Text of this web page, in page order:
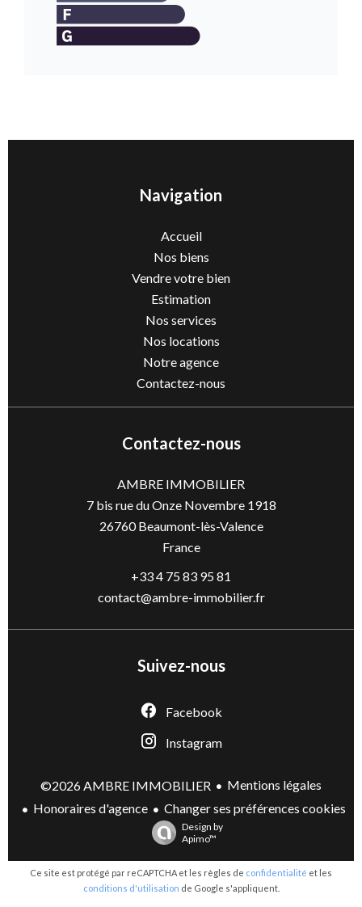
Navigation
Accueil
Nos biens
Vendre votre bien
Estimation
Nos services
Nos locations
Notre agence
Contactez-nous
Contactez-nous
AMBRE IMMOBILIER
7 bis rue du Onze Novembre 1918
26760Beaumont-lès-Valence
France
+33 4 75 83 95 81
contact@ambre-immobilier.fr
Suivez-nous
Facebook
Instagram
©2026 AMBRE IMMOBILIER
Mentions légales
Honoraires d'agence
Changer ses préférences cookies
Design by
Apimo™
Ce site est protégé par reCAPTCHA et les règles de confidentialité et les
conditions d'utilisation de Google s'appliquent.